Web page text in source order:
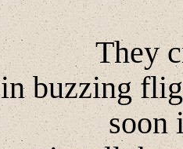
They
in buzzing
soon